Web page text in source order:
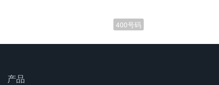
400号码
产品